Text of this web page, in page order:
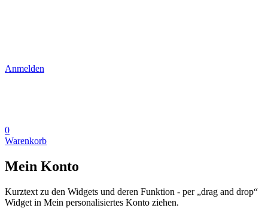
Anmelden
0
Warenkorb
Mein Konto
Kurztext zu den Widgets und deren Funktion - per „drag and drop“
Widget in Mein personalisiertes Konto ziehen.